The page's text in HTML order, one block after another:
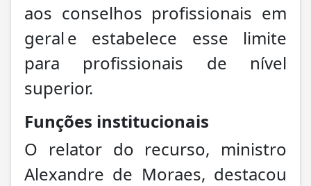
aos conselhos profissionais em
geral e estabelece esse limite
para profissionais de nível
superior.
Funções institucionais
O relator do recurso, ministro
Alexandre de Moraes, destacou